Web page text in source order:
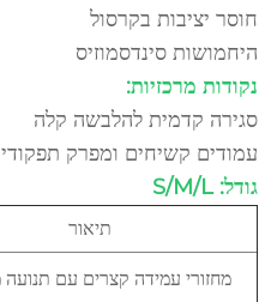
חוסר יציבות בקרסול
היחמושות סינדסמוזיס
נקודות מרכזיות:
סגירה קדמית להלבשה קלה
עמודים קשיחים ומפרק תפקודי
גודל: S/M/L
תיאור
מחזורי עמידה קצרים עם תנועה